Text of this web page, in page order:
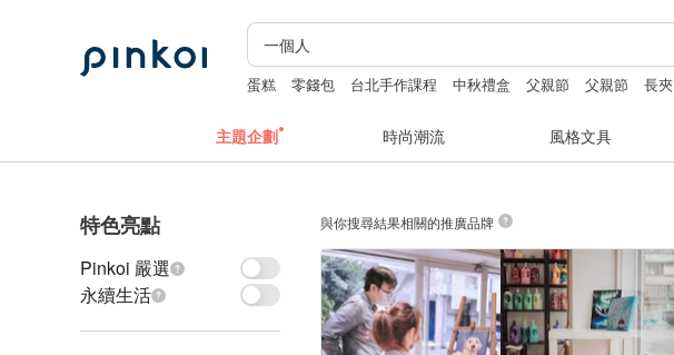
蛋糕 零錢包 台北手作課程 中秋禮盒 父親節 父親節 長夾
主題企劃 時尚潮流 風格文具
特色亮點
Pinkoi 嚴選
永續生活
與你搜尋結果相關的推廣品牌